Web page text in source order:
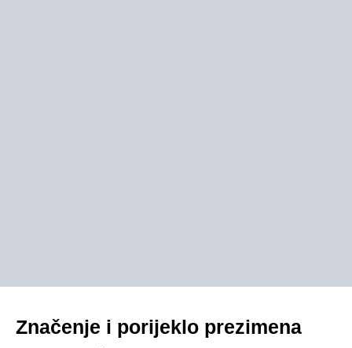
Značenje i porijeklo prezimena